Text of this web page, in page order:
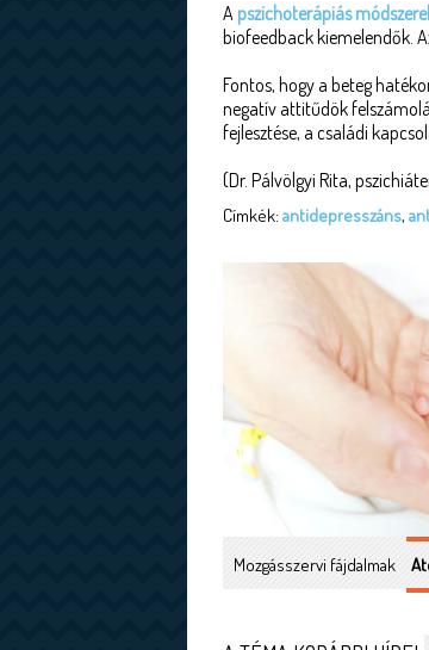
A pszichoterápiás
biofeedback kiemelendők.
Fontos, hogy a beteg
negatív attitűdök
fejlesztése, a családi
(Dr. Pálvölgyi Rita,
Címkék: antidepresszáns,
Mozgásszervi fájdalmak